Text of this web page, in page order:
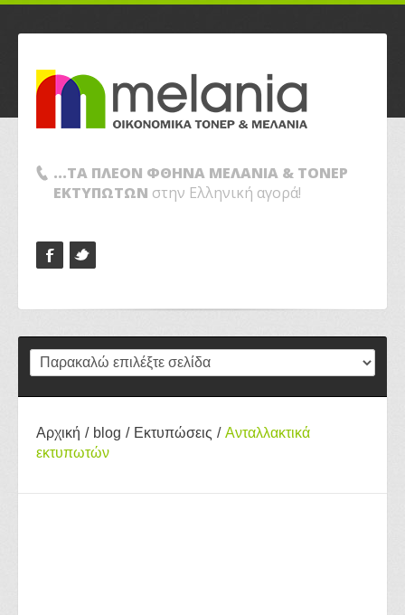
...ΤΑ ΠΛΕΟΝ ΦΘΗΝΑ ΜΕΛΑΝΙΑ & ΤΟΝΕΡ
ΕΚΤΥΠΩΤΩΝ στην Ελληνική αγορά!
Αρχική / blog / Εκτυπώσεις / Ανταλλακτικά
εκτυπωτών